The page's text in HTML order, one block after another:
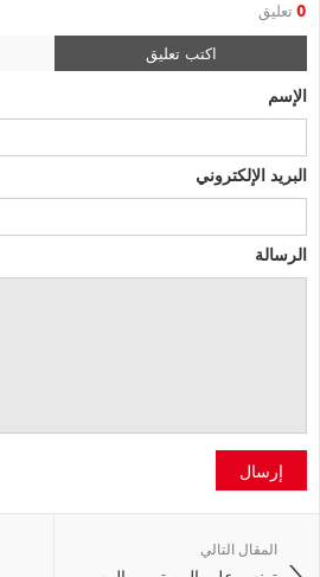
0 تعليق
اكتب تعليق
الإسم
البريد الإلكتروني
الرسالة
إرسال
المقال التالي